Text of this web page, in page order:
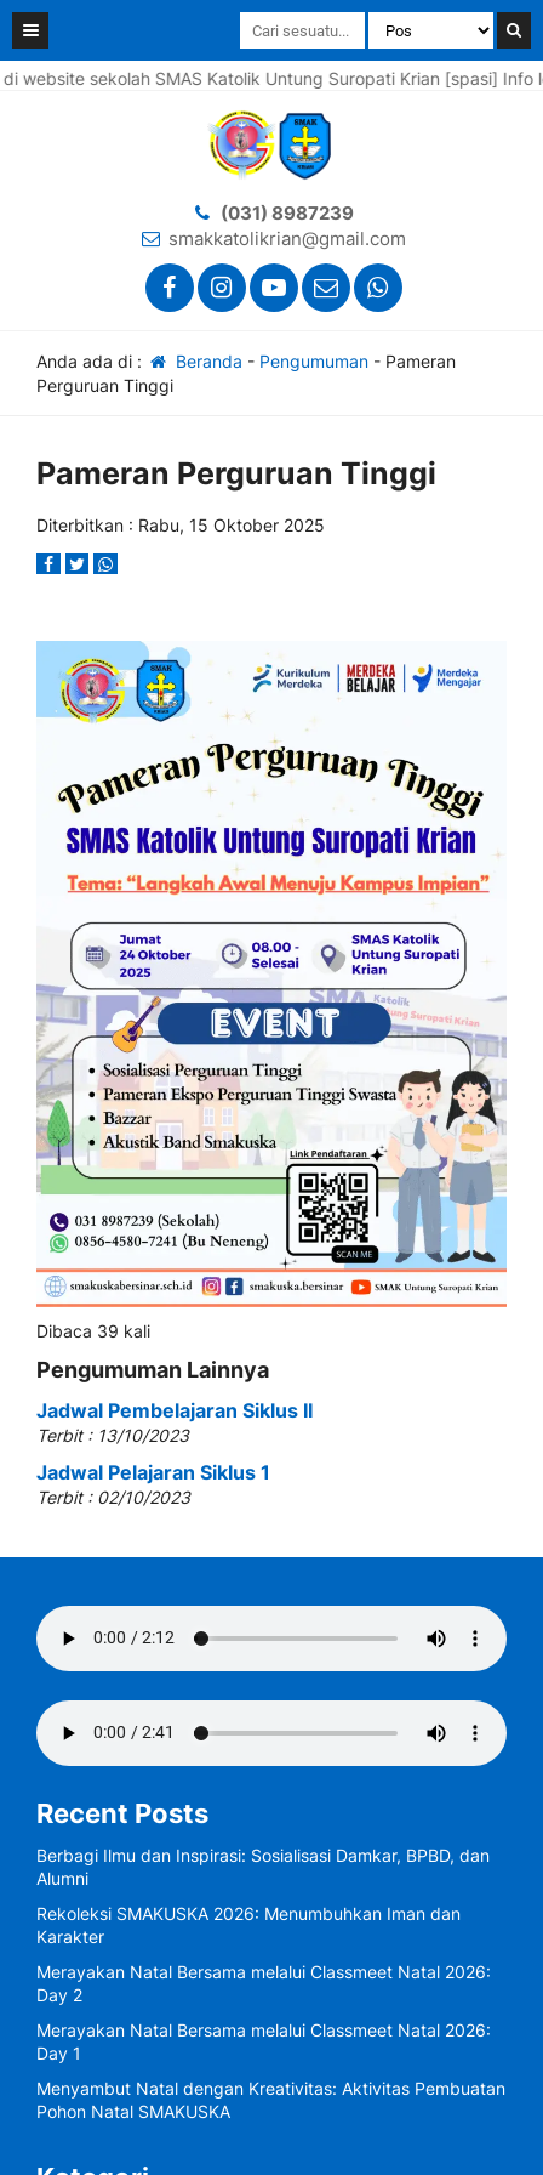
sekolah SMAS Katolik Untung Suropati Krian [spasi] Info
(031) 8987239
smakkatolikrian@gmail.com
Anda ada di : Beranda - Pengumuman- Pameran
Perguruan Tinggi
Pameran Perguruan Tinggi
Diterbitkan : Rabu, 15 Oktober 2025
Dibaca 39 kali
Pengumuman Lainnya
Jadwal Pembelajaran Siklus II
Terbit : 13/10/2023
Jadwal Pelajaran Siklus 1
Terbit : 02/10/2023
Recent Posts
Berbagi Ilmu dan Inspirasi: Sosialisasi Damkar, BPBD, dan
Alumni
Rekoleksi SMAKUSKA 2026: Menumbuhkan Iman dan
Karakter
Merayakan Natal Bersama melalui Classmeet Natal 2026:
Day 2
Merayakan Natal Bersama melalui Classmeet Natal 2026:
Day 1
Menyambut Natal dengan Kreativitas: Aktivitas Pembuatan
Pohon Natal SMAKUSKA